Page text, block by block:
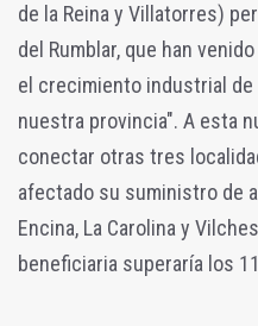
de la Reina y Villatorres)
del Rumblar, que han
el crecimiento industrial
nuestra provincia". A esta
conectar otras tres
afectado su suministro de
Encina, La Carolina y
beneficiaria superaría los